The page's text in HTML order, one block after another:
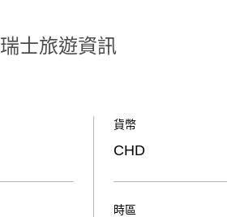
瑞士旅遊資訊
貨幣
CHD
時區